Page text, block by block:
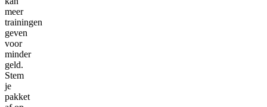
meer
trainingen
geven
voor
minder
geld.
Stem
je
pakket